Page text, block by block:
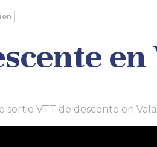
en
VTT de descente en